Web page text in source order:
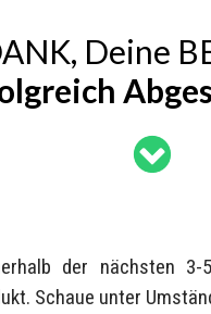
DEine
der nächsten
Schaue unter